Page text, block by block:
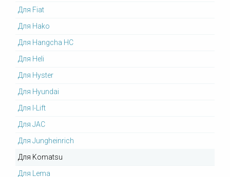
Для Fiat
Для Hako
Для Hangcha HC
Для Heli
Для Hyster
Для Hyundai
Для I-Lift
Для JAC
Для Jungheinrich
Для Komatsu
Для Lema